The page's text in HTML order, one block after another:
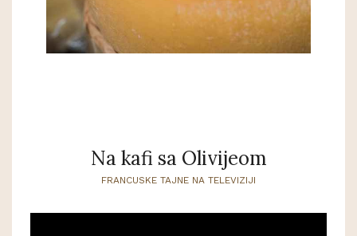
Na kafi sa Olivijeom
FRANCUSKE TAJNE NA TELEVIZIJI